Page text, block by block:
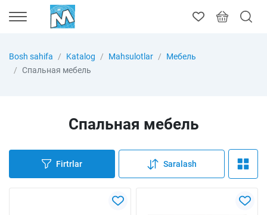
Bosh sahifa Katalog Mahsulotlar
Мебель
Спальная мебель
Спальная мебель
Firtrlar Saralash